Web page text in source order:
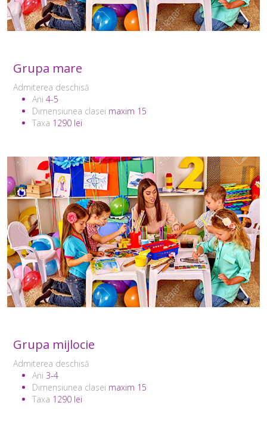
Grupa mare
Admiterea deschisă
Ani 4-5
Dimensiunea clasei maxim 15
Taxa 1290 lei
Grupa mijlocie
Admiterea deschisă
Ani 3-4
Dimensiunea clasei maxim 15
Taxa 1290 lei